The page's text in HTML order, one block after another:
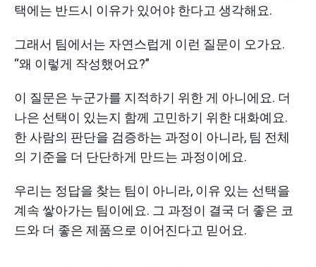
택에는 반드시 이유가 있어야 한다고 생각해요.
그래서 팀에서는 자연스럽게 이런 질문이 오가요.
“왜 이렇게 작성했어요?”
이 질문은 누군가를 지적하기 위한 게 아니에요. 더
나은 선택이 있는지 함께 고민하기 위한 대화예요.
한 사람의 판단을 검증하는 과정이 아니라, 팀 전체
의 기준을 더 단단하게 만드는 과정이에요.
우리는 정답을 찾는 팀이 아니라, 이유 있는 선택을
계속 쌓아가는 팀이에요. 그 과정이 결국 더 좋은 코
드와 더 좋은 제품으로 이어진다고 믿어요.